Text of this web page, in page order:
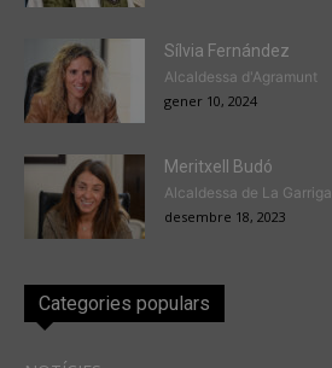
Sílvia Fernández
Alcaldessa d'Agramunt
gener 10, 2024
Meritxell Budó
Alcaldessa de La Garriga
desembre 18, 2023
Categories populars